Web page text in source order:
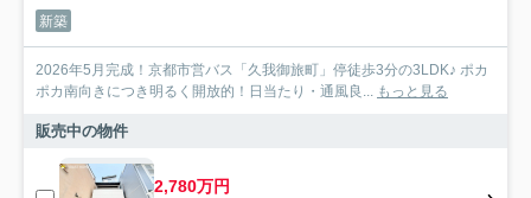
新築
2026年5月完成！京都市営バス「久我御旅町」停徒歩3分の3LDK♪ ポカ
ポカ南向きにつき明るく開放的！日当たり・通風良... もっと見る
販売中の物件
2,780万円